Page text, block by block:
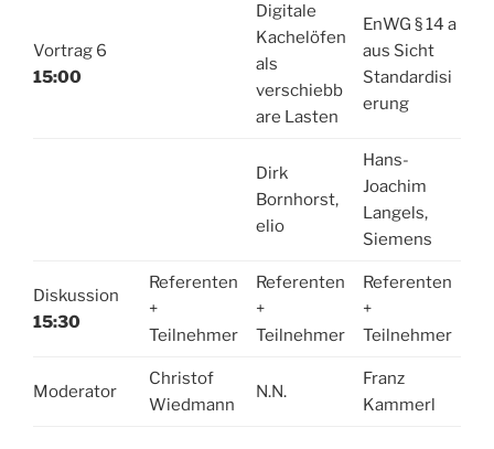
Vortrag 6
15:00
Digitale
Kachelöfen
als
verschiebb
are Lasten
EnWG § 14 a
aus Sicht
Standardisi
erung
Dirk
Bornhorst,
elio
Hans-
Joachim
Langels,
Siemens
Diskussion
15:30
Referenten
+
Teilnehmer
Referenten
+
Teilnehmer
Referenten
+
Teilnehmer
Moderator
Christof
Wiedmann
N.N.
Franz
Kammerl